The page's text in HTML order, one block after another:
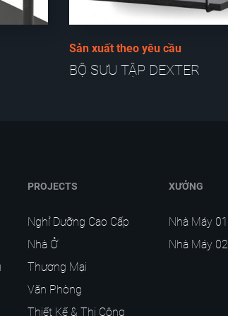
Sản xuất theo yêu cầu
BỘ SƯU TẬP DEXTER
PROJECTS
Nghỉ Dưỡng Cao Cấp
Nhà Ở
Thương Mại
Văn Phòng
Thiết Kế & Thi Công
XƯỞNG
Nhà Máy 01
Nhà Máy 02